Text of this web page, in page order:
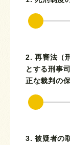
2. 再審法（
とする刑事
正な裁判の
3. 被疑者の